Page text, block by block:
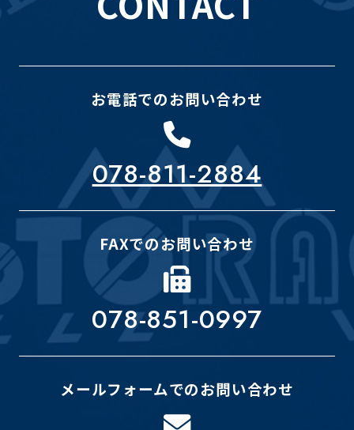
お電話でのお問い合わせ
078-811-2884
FAXでのお問い合わせ
078-851-0997
メールフォームでのお問い合わせ